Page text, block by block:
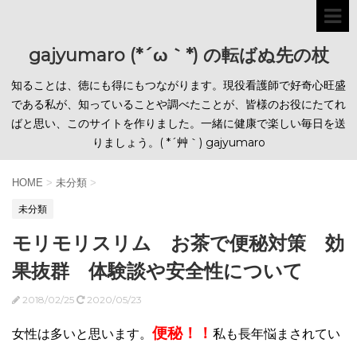
gajyumaro (*´ω｀*) の転ばぬ先の杖
知ることは、徳にも得にもつながります。現役看護師で好奇心旺盛
である私が、知っていることや調べたことが、皆様のお役にたてれ
ばと思い、このサイトを作りました。一緒に健康で楽しい毎日を送
りましょう。( *´艸｀) gajyumaro
HOME > 未分類 >
未分類
モリモリスリム お茶で便秘対策 効
果抜群 体験談や安全性について
2018/02/25 2020/05/23
女性は多いと思います。 便秘！！ 私も長年悩まされてい